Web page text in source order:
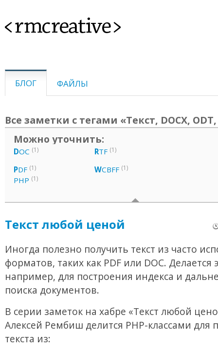
<rmcreative>
БЛОГ ФАЙЛЫ
Все заметки с тегами «Текст, DOCX, ODT,
Можно уточнить:
DOC (1)
PDF (1)
PHP (1)
RTF (1)
WCBFF (1)
Текст любой ценой
Иногда полезно получить текст из часто
форматов, таких как PDF или DOC. Делается
например, для построения индекса и
поиска документов.
В серии заметок на хабре «Текст любой
Алексей Рембиш делится PHP-классами для
текста из: